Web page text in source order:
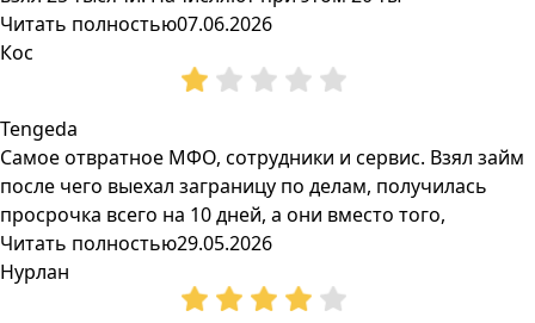
Читать полностью07.06.2026
Кос
Tengeda
Самое отвратное МФО, сотрудники и сервис. Взял займ
после чего выехал заграницу по делам, получилась
просрочка всего на 10 дней, а они вместо того,
Читать полностью29.05.2026
Нурлан